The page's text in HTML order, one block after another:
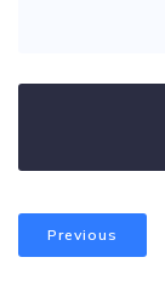
Previous